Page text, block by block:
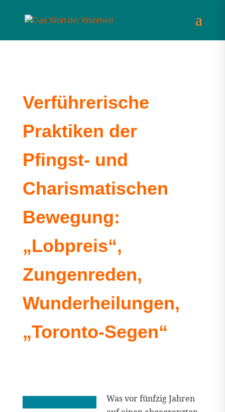
Verführerische
Praktiken der
Pfingst- und
Charismatischen
Bewegung:
„Lobpreis“,
Zungenreden,
Wunderheilungen,
„Toronto-Segen“
Was vor fünfzig Jahren